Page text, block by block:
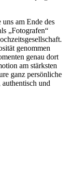
uns am Ende des
„Fotografen“
genommen
genau dort
am stärksten
ganz persönliche
und